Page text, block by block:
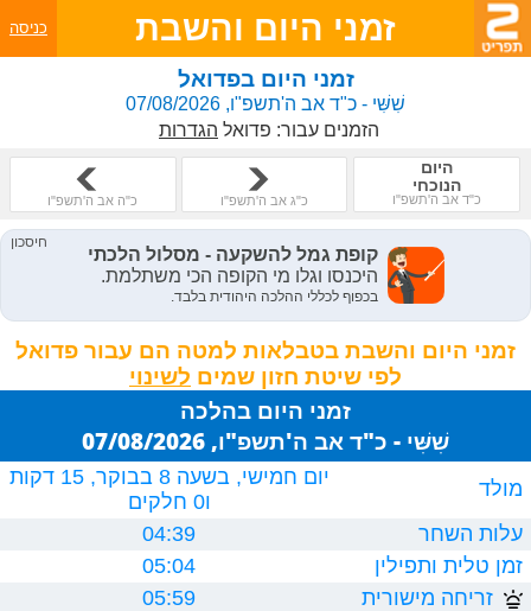
זמני היום והשבת כניסה
זמני היום בפדואל
שִׁשִּׁי - כ"ד אב ה'תשפ"ו, 07/08/2026
הזמנים עבור: פדואל הגדרות
היום
הנוכחי
כ"ד אב ה'תשפ"ו כ"ג אב ה'תשפ"ו כ"ה אב ה'תשפ"ו
זמני היום והשבת בטבלאות למטה הם עבור פדואל
לפי שיטת חזון שמים
זמני היום בהלכה
שִׁשִּׁי - כ"ד אב ה'תשפ"ו, 07/08/2026
מולד
יום חמישי, בשעה 8 בבוקר, 15 דקות
ו0 חלקים
עלות השחר
04:39
זמן טלית ותפילין
05:04
זריחה מישורית
05:59